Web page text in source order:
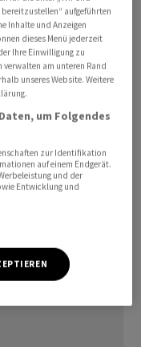
aufgeführten
Inhalte und Anzeigen
dieses Menü jederzeit
Ihre Einwilligung zu
am unteren Rand
unseres Website. Weitere
um Folgendes
zur Identifikation
auf einem Endgerät.
und der
Entwicklung und